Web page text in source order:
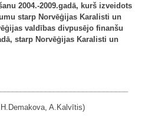
2004.-2009.gadā, kurš izveidots
starp Norvēģijas Karalisti un
valdības divpusējo finanšu
starp Norvēģijas Karalisti un
A.Kalvītis)